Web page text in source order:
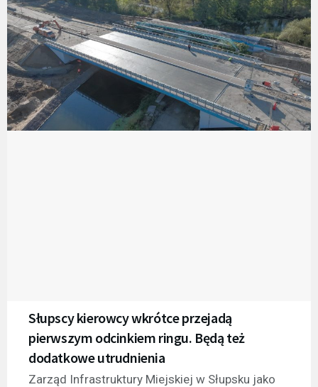
Słupscy kierowcy wkrótce przejadą
pierwszym odcinkiem ringu. Będą też
dodatkowe utrudnienia
Zarząd Infrastruktury Miejskiej w Słupsku jako